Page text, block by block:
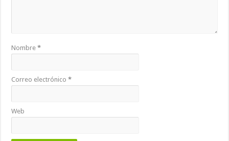
Nombre*
Correo electrónico*
Web